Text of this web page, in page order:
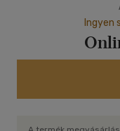
működéséről, az
felépítéséről, az
az irodalmi
biblikus kulturális
változatos elméleti
ugyanakkor közös